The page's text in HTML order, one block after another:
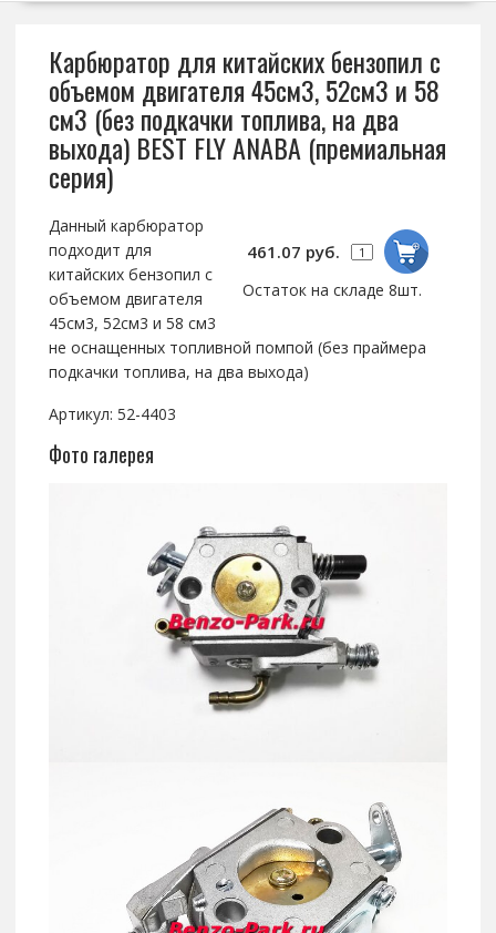
Карбюратор для китайских бензопил с
объемом двигателя 45см3, 52см3 и 58
см3 (без подкачки топлива, на два
выхода) BEST FLY ANABA (премиальная
серия)
461.07 руб.
Остаток на складе 8шт.
Данный карбюратор
подходит для
китайских бензопил с
объемом двигателя
45см3, 52см3 и 58 см3
не оснащенных топливной помпой (без праймера
подкачки топлива, на два выхода)
Артикул: 52-4403
Фото галерея